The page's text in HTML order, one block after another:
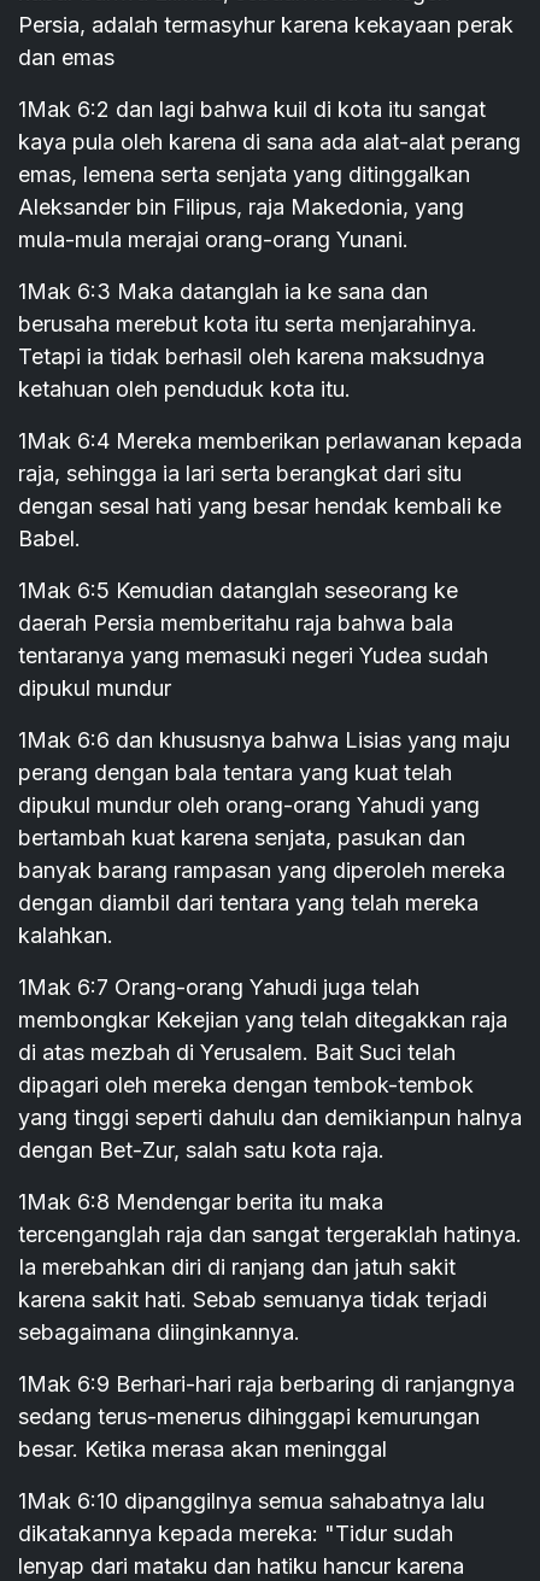
Persia, adalah termasyhur karena kekayaan perak
dan emas
1Mak 6:2 dan lagi bahwa kuil di kota itu sangat
kaya pula oleh karena di sana ada alat-alat perang
emas, lemena serta senjata yang ditinggalkan
Aleksander bin Filipus, raja Makedonia, yang
mula-mula merajai orang-orang Yunani.
1Mak 6:3 Maka datanglah ia ke sana dan
berusaha merebut kota itu serta menjarahinya.
Tetapi ia tidak berhasil oleh karena maksudnya
ketahuan oleh penduduk kota itu.
1Mak 6:4 Mereka memberikan perlawanan kepada
raja, sehingga ia lari serta berangkat dari situ
dengan sesal hati yang besar hendak kembali ke
Babel.
1Mak 6:5 Kemudian datanglah seseorang ke
daerah Persia memberitahu raja bahwa bala
tentaranya yang memasuki negeri Yudea sudah
dipukul mundur
1Mak 6:6 dan khususnya bahwa Lisias yang maju
perang dengan bala tentara yang kuat telah
dipukul mundur oleh orang-orang Yahudi yang
bertambah kuat karena senjata, pasukan dan
banyak barang rampasan yang diperoleh mereka
dengan diambil dari tentara yang telah mereka
kalahkan.
1Mak 6:7 Orang-orang Yahudi juga telah
membongkar Kekejian yang telah ditegakkan raja
di atas mezbah di Yerusalem. Bait Suci telah
dipagari oleh mereka dengan tembok-tembok
yang tinggi seperti dahulu dan demikianpun halnya
dengan Bet-Zur, salah satu kota raja.
1Mak 6:8 Mendengar berita itu maka
tercenganglah raja dan sangat tergeraklah hatinya.
Ia merebahkan diri di ranjang dan jatuh sakit
karena sakit hati. Sebab semuanya tidak terjadi
sebagaimana diinginkannya.
1Mak 6:9 Berhari-hari raja berbaring di ranjangnya
sedang terus-menerus dihinggapi kemurungan
besar. Ketika merasa akan meninggal
1Mak 6:10 dipanggilnya semua sahabatnya lalu
dikatakannya kepada mereka: "Tidur sudah
lenyap dari mataku dan hatiku hancur karena